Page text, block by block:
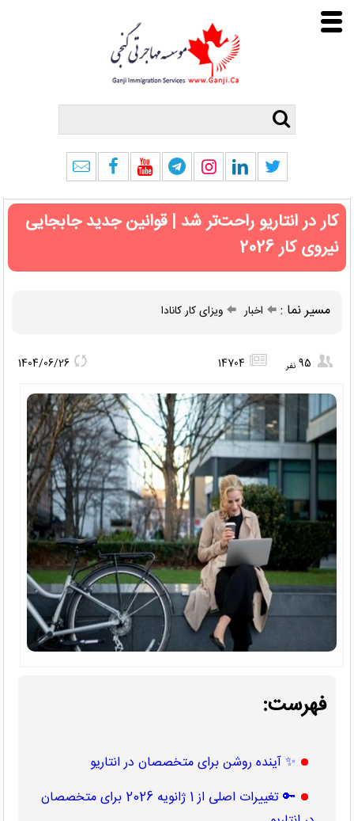
کار در انتاریو راحت‌تر شد | قوانین جدید جابجایی
نیروی کار 2026
مسیر نما : اخبار ویزای کار کانادا
نفر 1404/06/26 14704
فهرست:
✨ آینده روشن برای متخصصان در انتاریو
🔑 تغییرات اصلی از 1 ژانویه 2026 برای متخصصان